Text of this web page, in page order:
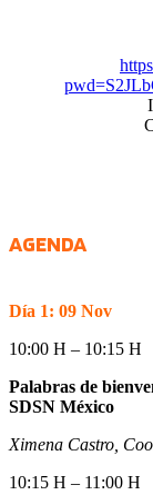
AGENDA
Día 1: 09 Nov
10:00 H – 10:15 H
Palabras de
SDSN México
Ximena Castro,
10:15 H – 11:00 H